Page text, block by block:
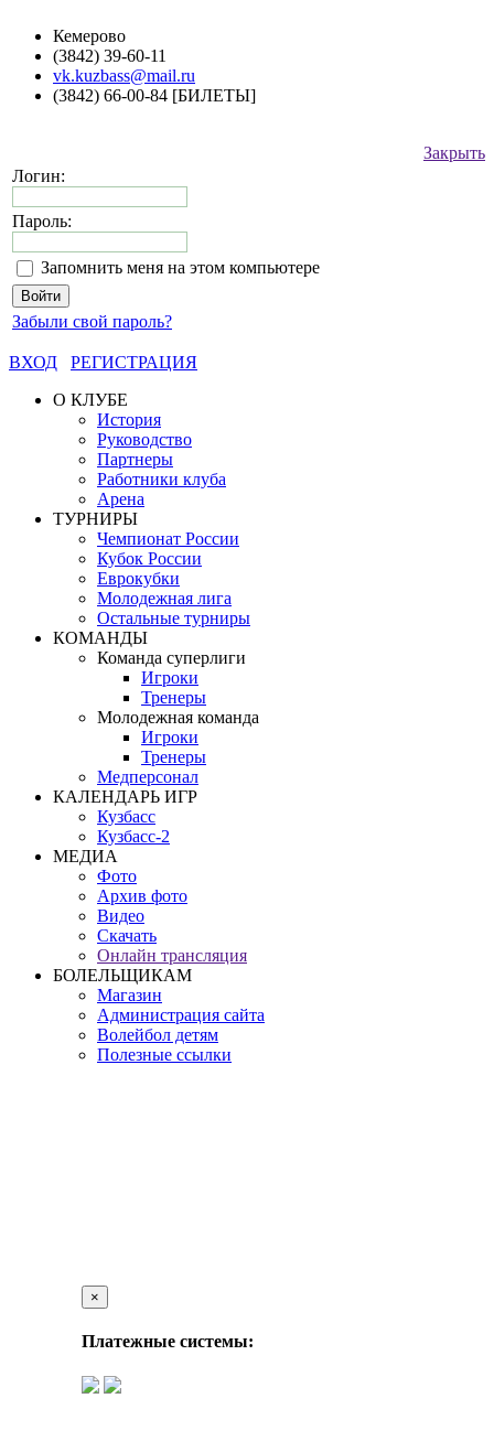
Кемерово
(3842) 39-60-11
vk.kuzbass@mail.ru
(3842) 66-00-84 [БИЛЕТЫ]
Закрыть
Логин:
Пароль:
Запомнить меня на этом компьютере
Забыли свой пароль?
ВХОД
РЕГИСТРАЦИЯ
О КЛУБЕ
История
Руководство
Партнеры
Работники клуба
Арена
ТУРНИРЫ
Чемпионат России
Кубок России
Еврокубки
Молодежная лига
Остальные турниры
КОМАНДЫ
Команда суперлиги
Игроки
Тренеры
Молодежная команда
Игроки
Тренеры
Медперсонал
КАЛЕНДАРЬ ИГР
Кузбасс
Кузбасс-2
МЕДИА
Фото
Архив фото
Видео
Скачать
Онлайн трансляция
БОЛЕЛЬЩИКАМ
Магазин
Администрация сайта
Волейбол детям
Полезные ссылки
×
Платежные системы: